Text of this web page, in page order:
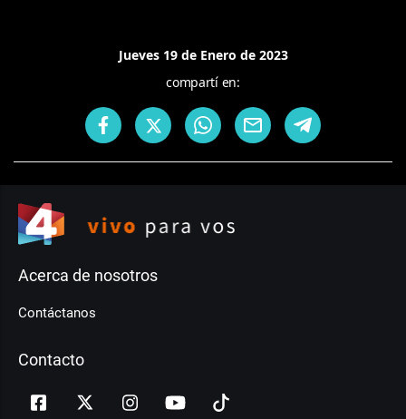
Jueves 19 de Enero de 2023
compartí en:
Acerca de nosotros
Contáctanos
Contacto